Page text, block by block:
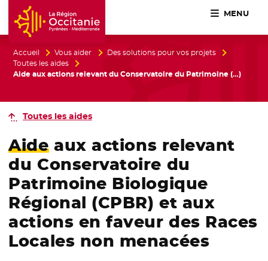
Accueil Région Occitanie / Pyrénées-Méditerranée
MENU
Accueil Vous aider
Des solutions pour vos projets
Toutes les aides
Aide aux actions relevant du Conservatoire du Patrimoine (…)
Toutes les aides
Aideaux actions relevant
du Conservatoire du
Patrimoine Biologique
Régional (CPBR) et aux
actions en faveur des Races
Locales non menacées